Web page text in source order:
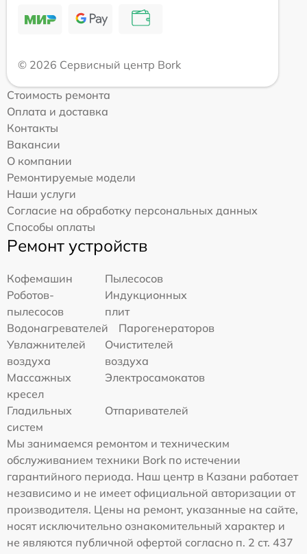
© 2026 Сервисный центр Bork
Стоимость ремонта
Оплата и доставка
Контакты
Вакансии
О компании
Ремонтируемые модели
Наши услуги
Согласие на обработку персональных данных
Способы оплаты
Ремонт устройств
Кофемашин
Пылесосов
Роботов-
пылесосов
Индукционных
плит
Водонагревателей
Парогенераторов
Увлажнителей
воздуха
Очистителей
воздуха
Массажных
кресел
Электросамокатов
Гладильных
систем
Отпаривателей
Мы занимаемся ремонтом и техническим
обслуживанием техники Bork по истечении
гарантийного периода. Наш центр в Казани работает
независимо и не имеет официальной авторизации от
производителя. Цены на ремонт, указанные на сайте,
носят исключительно ознакомительный характер и
не являются публичной офертой согласно п. 2 ст. 437